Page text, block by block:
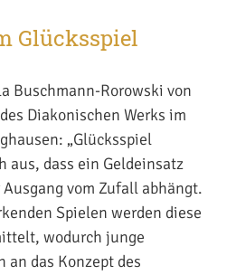
Glücksspiel
Buschmann-Rorowski von
Diakonischen Werks im
„Glücksspiel
aus, dass ein Geldeinsatz
vom Zufall abhängt.
Spielen werden diese
wodurch junge
an das Konzept des